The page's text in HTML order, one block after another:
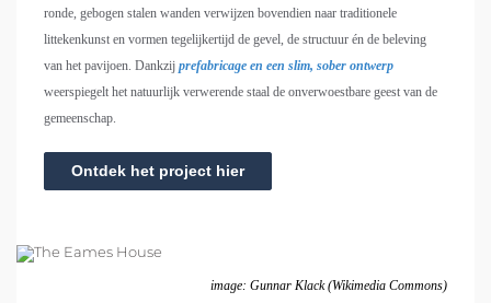
ronde, gebogen stalen wanden verwijzen bovendien naar traditionele
littekenkunst en vormen tegelijkertijd de gevel, de structuur én de beleving
van het pavijoen. Dankzij prefabricage en een slim, sober ontwerp
weerspiegelt het natuurlijk verwerende staal de onverwoestbare geest van de
gemeenschap.
Ontdek het project hier
image: Gunnar Klack (Wikimedia Commons)